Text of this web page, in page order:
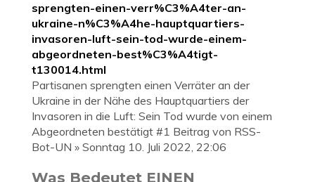
sprengten-einen-verr%C3%A4ter-an-
ukraine-n%C3%A4he-hauptquartiers-
invasoren-luft-sein-tod-wurde-einem-
abgeordneten-best%C3%A4tigt-
t130014.html
Partisanen sprengten einen Verräter an der
Ukraine in der Nähe des Hauptquartiers der
Invasoren in die Luft: Sein Tod wurde von einem
Abgeordneten bestätigt #1 Beitrag von RSS-
Bot-UN » Sonntag 10. Juli 2022, 22:06
Was Bedeutet EINEN